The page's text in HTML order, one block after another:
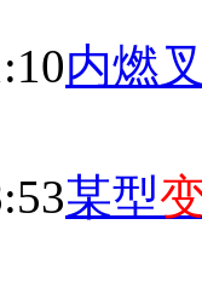
内燃
某型